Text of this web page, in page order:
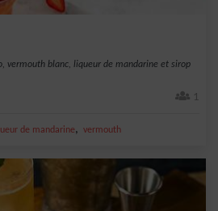
vermouth blanc, liqueur de mandarine et sirop
1
de mandarine, vermouth